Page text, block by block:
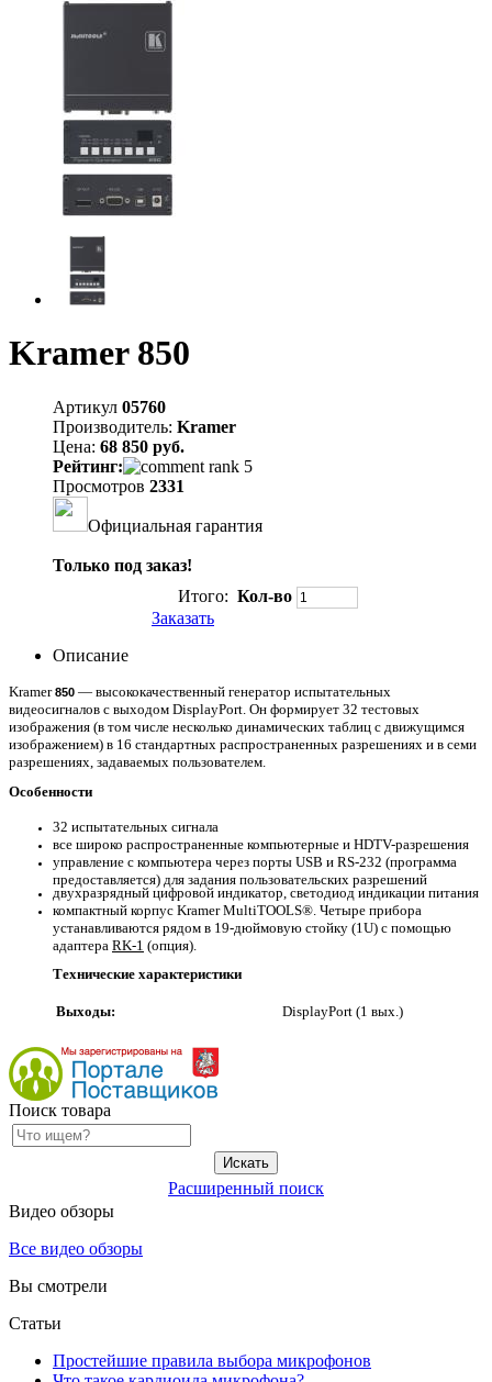
Kramer 850
Артикул 05760
Производитель: Kramer
Цена: 68 850 руб.
Рейтинг:
Просмотров 2331
Официальная гарантия
Только под заказ!
Итого: Кол-во
Заказать
Описание
Kramer850 — высококачественный генератор испытательных
видеосигналов с выходом DisplayPort. Он формирует 32 тестовых
изображения (в том числе несколько динамических таблиц с движущимся
изображением) в 16 стандартных распространенных разрешениях и в семи
разрешениях, задаваемых пользователем.
Особенности
32 испытательных сигнала
все широко распространенные компьютерные и HDTV-разрешения
управление с компьютера через порты USB и RS-232 (программа
предоставляется) для задания пользовательских разрешений
двухразрядный цифровой индикатор, светодиод индикации питания
компактный корпус Kramer MultiTOOLS®. Четыре прибора
устанавливаются рядом в 19-дюймовую стойку (1U) с помощью
адаптера RK-1 (опция).
Технические характеристики
Выходы: DisplayPort (1 вых.)
Поиск товара
Расширенный поиск
Видео обзоры
Все видео обзоры
Вы смотрели
Статьи
Простейшие правила выбора микрофонов